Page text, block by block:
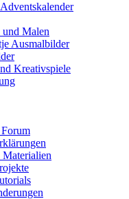
und Malen
Ausmalbilder
Kreativspiele